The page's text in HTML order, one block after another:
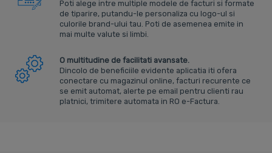
Poti alege intre multiple modele de facturi si formate
de tiparire, putandu-le personaliza cu logo-ul si
culorile brand-ului tau. Poti de asemenea emite in
mai multe valute si limbi.
O multitudine de facilitati avansate.
Dincolo de beneficiile evidente aplicatia iti ofera
conectare cu magazinul online, facturi recurente ce
se emit automat, alerte pe email pentru clienti rau
platnici, trimitere automata in RO e-Factura.